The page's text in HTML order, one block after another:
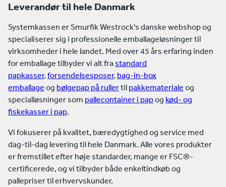
Leverandør til hele Danmark
Systemkassen er Smurfik Westrock's danske webshop og
specialiserer sig i professionelle emballageløsninger til
virksomheder i hele landet. Med over 45 års erfaring inden
for emballage tilbyder vi alt fra standard
papkasser, forsendelsesposer, bag-in-box
emballage og bølgepap på rullertil pakkemateriale og
specialløsninger som pallecontainer i papog kød- og
fiskekasser i pap.
Vi fokuserer på kvalitet, bæredygtighed og service med
dag-til-dag levering til hele Danmark. Alle vores produkter
er fremstillet efter høje standarder, mange er FSC®-
certificerede, og vi tilbyder både enkeltindkøb og
pallepriser til erhvervskunder.